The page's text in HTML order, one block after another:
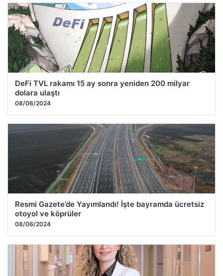
DeFi TVL rakamı 15 ay sonra yeniden 200 milyar
dolara ulaştı
08/06/2024
Resmi Gazete’de Yayımlandı! İşte bayramda ücretsiz
otoyol ve köprüler
08/06/2024